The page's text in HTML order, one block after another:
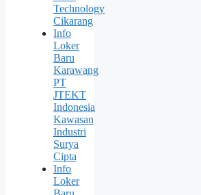
Technology
Cikarang
Info
Loker
Baru
Karawang
PT
JTEKT
Indonesia
Kawasan
Industri
Surya
Cipta
Info
Loker